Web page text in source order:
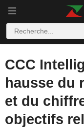
CCC
hausse du
et du
objectifs